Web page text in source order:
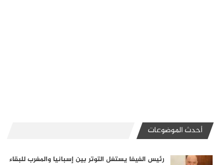
أحدث الموضوعات
رئيس الفيفا يستغل التوتر بين إسبانيا والمغرب للبقاء